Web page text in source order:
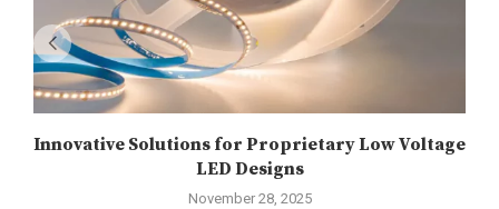
Innovative Solutions for Proprietary Low Voltage
LED Designs
November 28, 2025